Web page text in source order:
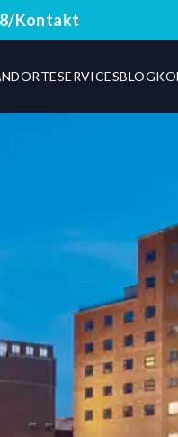
/Kontakt
SERVICESBLOG